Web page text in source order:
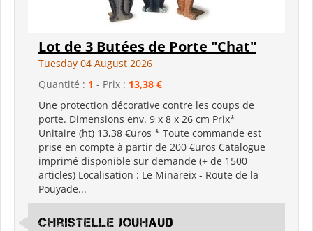
Lot de 3 Butées de Porte "Chat"
Tuesday 04 August 2026
Quantité : 1 - Prix : 13,38 €
Une protection décorative contre les coups de
porte. Dimensions env. 9 x 8 x 26 cm Prix*
Unitaire (ht) 13,38 €uros * Toute commande est
prise en compte à partir de 200 €uros Catalogue
imprimé disponible sur demande (+ de 1500
articles) Localisation : Le Minareix - Route de la
Pouyade...
Christelle Jouhaud